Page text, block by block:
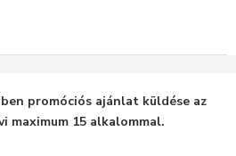
promóciós ajánlat küldése az
15 alkalommal.